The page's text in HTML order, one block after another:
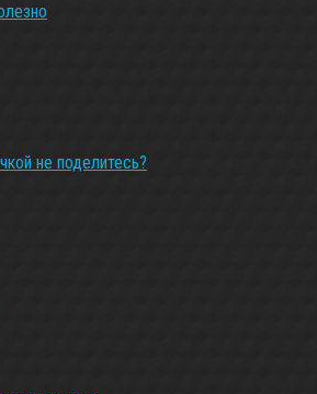
не поделитесь?